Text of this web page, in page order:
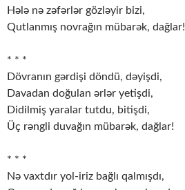
Hələ nə zəfərlər gözləyir bizi,
Qutlanmış novrağın mübarək, dağlar!
* * *
Dövranın gərdişi döndü, dəyişdi,
Davadan doğulan ərlər yetişdi,
Didilmiş yaralar tutdu, bitişdi,
Üç rəngli duvağın mübarək, dağlar!
* * *
Nə vaxtdır yol-iriz bağlı qalmışdı,